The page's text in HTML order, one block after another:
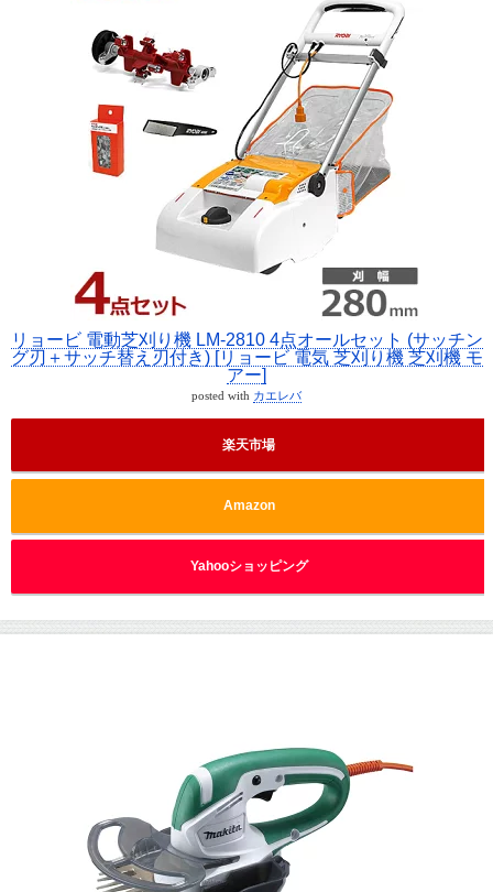
リョービ 電動芝刈り機 LM-2810 4点オールセット (サッチン
グ刃＋サッチ替え刃付き) [リョービ 電気 芝刈り機 芝刈機 モ
アー]
posted with カエレバ
楽天市場
Amazon
Yahooショッピング